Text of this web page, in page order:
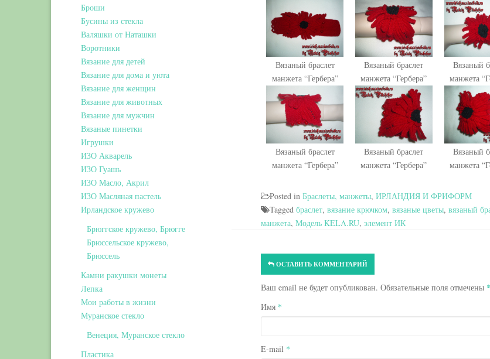
Вязаный браслет
манжета “Гербера”
Вязаный браслет
манжета “Гербера”
Вязаный
манжета
Вязаный браслет
манжета “Гербера”
Вязаный браслет
манжета “Гербера”
Вязаный
манжета
Posted in Браслеты, манжеты, ИРЛАНДИЯ И ФРИФОРМ
Tagged браслет, вязание крючком, вязаные цветы, вязаный
манжета, Модель KELA.RU, элемент ИК
ОСТАВИТЬ КОММЕНТАРИЙ
Ваш email не будет опубликован. Обязательные поля отмечены *
Имя *
E-mail *
Броши
Бусины из стекла
Валяшки от Наташки
Воротники
Вязание для детей
Вязание для дома и уюта
Вязание для женщин
Вязание для животных
Вязание для мужчин
Вязаные пинетки
Игрушки
ИЗО Акварель
ИЗО Гуашь
ИЗО Масло, Акрил
ИЗО Масляная пастель
Ирландское кружево
Брюггское кружево, Брюгге
Брюссельское кружево,
Брюссель
Камни ракушки монеты
Лепка
Мои работы в жизни
Муранское стекло
Венеция, Муранское стекло
Пластика